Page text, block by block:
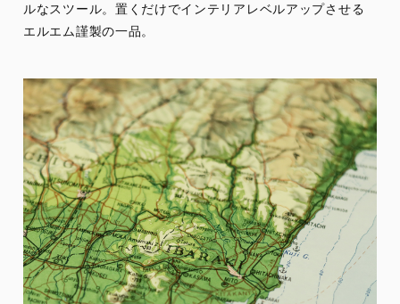
ルなスツール。置くだけでインテリアレベルアップさせる
エルエム謹製の一品。